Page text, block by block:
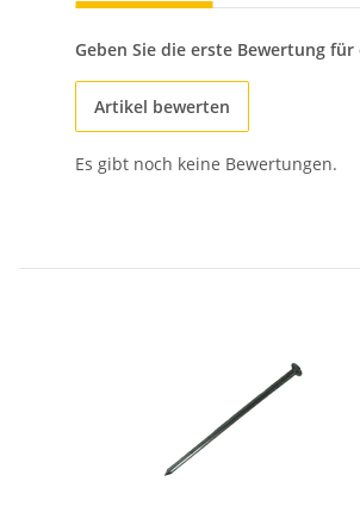
Geben Sie die erste Bewertung
Artikel bewerten
Es gibt noch keine Bewertungen.